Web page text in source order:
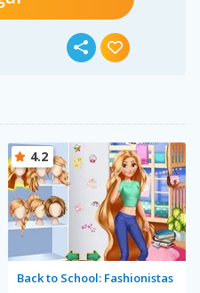
Back to School: Fashionistas
4.2